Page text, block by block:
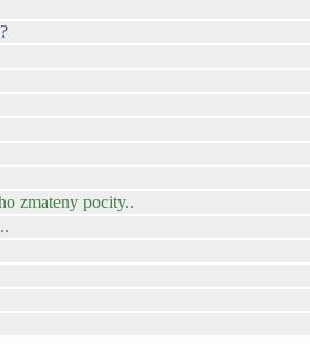
zmateny pocity..